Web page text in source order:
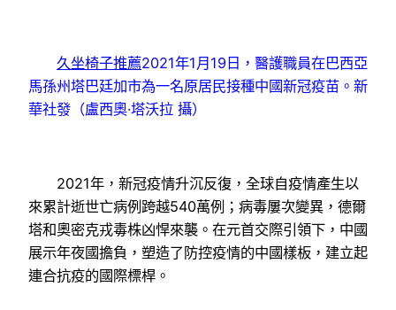
久坐椅子推薦2021年1月19日，醫護職員在巴西亞
馬孫州塔巴廷加市為一名原居民接種中國新冠疫苗。新
華社發（盧西奧·塔沃拉 攝）
2021年，新冠疫情升沉反復，全球自疫情產生以
來累計逝世亡病例跨越540萬例；病毒屢次變異，德爾
塔和奧密克戎毒株凶悍來襲。在元首交際引領下，中國
展示年夜國擔負，塑造了防控疫情的中國樣板，建立起
連合抗疫的國際標桿。